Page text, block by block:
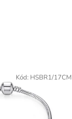
Kód: HSBR1/17CM